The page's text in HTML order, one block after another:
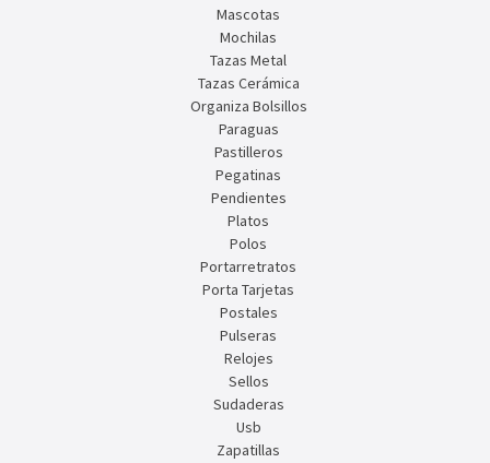
Mascotas
Mochilas
Tazas Metal
Tazas Cerámica
Organiza Bolsillos
Paraguas
Pastilleros
Pegatinas
Pendientes
Platos
Polos
Portarretratos
Porta Tarjetas
Postales
Pulseras
Relojes
Sellos
Sudaderas
Usb
Zapatillas